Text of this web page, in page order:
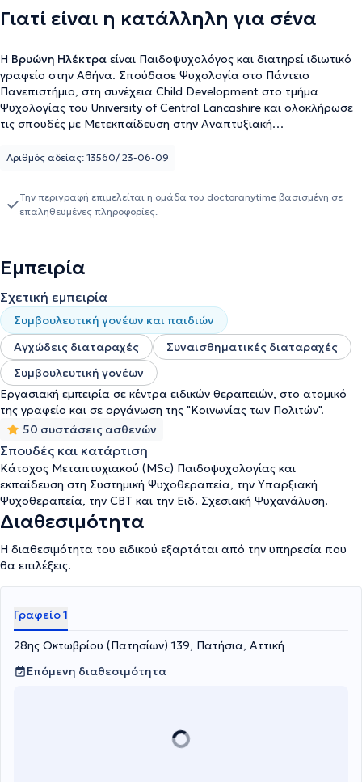
Γιατί είναι η κατάλληλη για σένα
Η Βρυώνη Ηλέκτρα είναι Παιδοψυχολόγος και διατηρεί ιδιωτικό
γραφείο στην Αθήνα. Σπούδασε Ψυχολογία στο Πάντειο
Πανεπιστήμιο, στη συνέχεια Child Development στο τμήμα
Ψυχολογίας του University of Central Lancashire και ολοκλήρωσε
τις σπουδές με Μετεκπαίδευση στην Αναπτυξιακή
Αθηνών. Είναι Συστημική Ψυχοθεραπεύτρια και αναλαμβάνει
Τέλος, έχει ιδιαίτερη εμπειρία στις αγχώδεις διαταραχές, στις
συναισθηματικές διαταραχές, καθώς και στη συμβουλευτική
Αριθμός αδείας: 13560/ 23-06-09
Την περιγραφή επιμελείται η ομάδα του doctoranytime βασισμένη σε
επαληθευμένες πληροφορίες.
Εμπειρία
Σχετική εμπειρία
Συμβουλευτική γονέων και παιδιών
Αγχώδεις διαταραχές
Συναισθηματικές διαταραχές
Συμβουλευτική γονέων
Εργασιακή εμπειρία σε κέντρα ειδικών θεραπειών, στο ατομικό
της γραφείο και σε οργάνωση της "Κοινωνίας των Πολιτών".
50 συστάσεις ασθενών
Σπουδές και κατάρτιση
Κάτοχος Μεταπτυχιακού (MSc) Παιδοψυχολογίας και
εκπαίδευση στη Συστημική Ψυχοθεραπεία, την Υπαρξιακή
Ψυχοθεραπεία, την CBT και την Ειδ. Σχεσιακή Ψυχανάλυση.
Διαθεσιμότητα
Η διαθεσιμότητα του ειδικού εξαρτάται από την υπηρεσία που
θα επιλέξεις.
Γραφείο 1
28ης Οκτωβρίου (Πατησίων) 139, Πατήσια, Αττική
Επόμενη διαθεσιμότητα